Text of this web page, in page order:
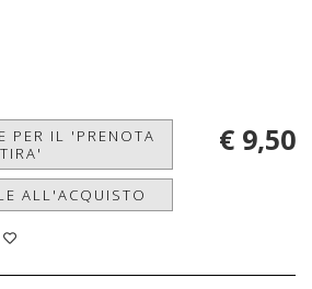
PER IL 'PRENOTA
ALL'ACQUISTO
€ 9,50